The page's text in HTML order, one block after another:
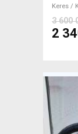
Keres /
3 600
2